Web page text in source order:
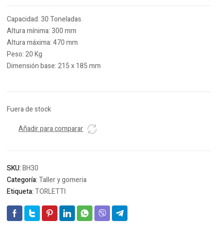
Capacidad: 30 Toneladas.
Altura mínima: 300 mm
Altura máxima: 470 mm
Peso: 20 Kg
Dimensión base: 215 x 185 mm
Fuera de stock
Añadir para comparar
SKU:BH30
Categoría:Taller y gomeria
Etiqueta:TORLETTI